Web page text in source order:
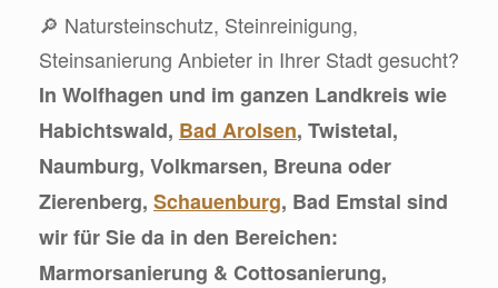
🔎 Natursteinschutz, Steinreinigung,
Steinsanierung Anbieter in Ihrer Stadt gesucht?
In Wolfhagen und im ganzen Landkreis wie
Habichtswald, Bad Arolsen, Twistetal,
Naumburg, Volkmarsen, Breuna oder
Zierenberg, Schauenburg, Bad Emstal sind
wir für Sie da in den Bereichen:
Marmorsanierung & Cottosanierung,